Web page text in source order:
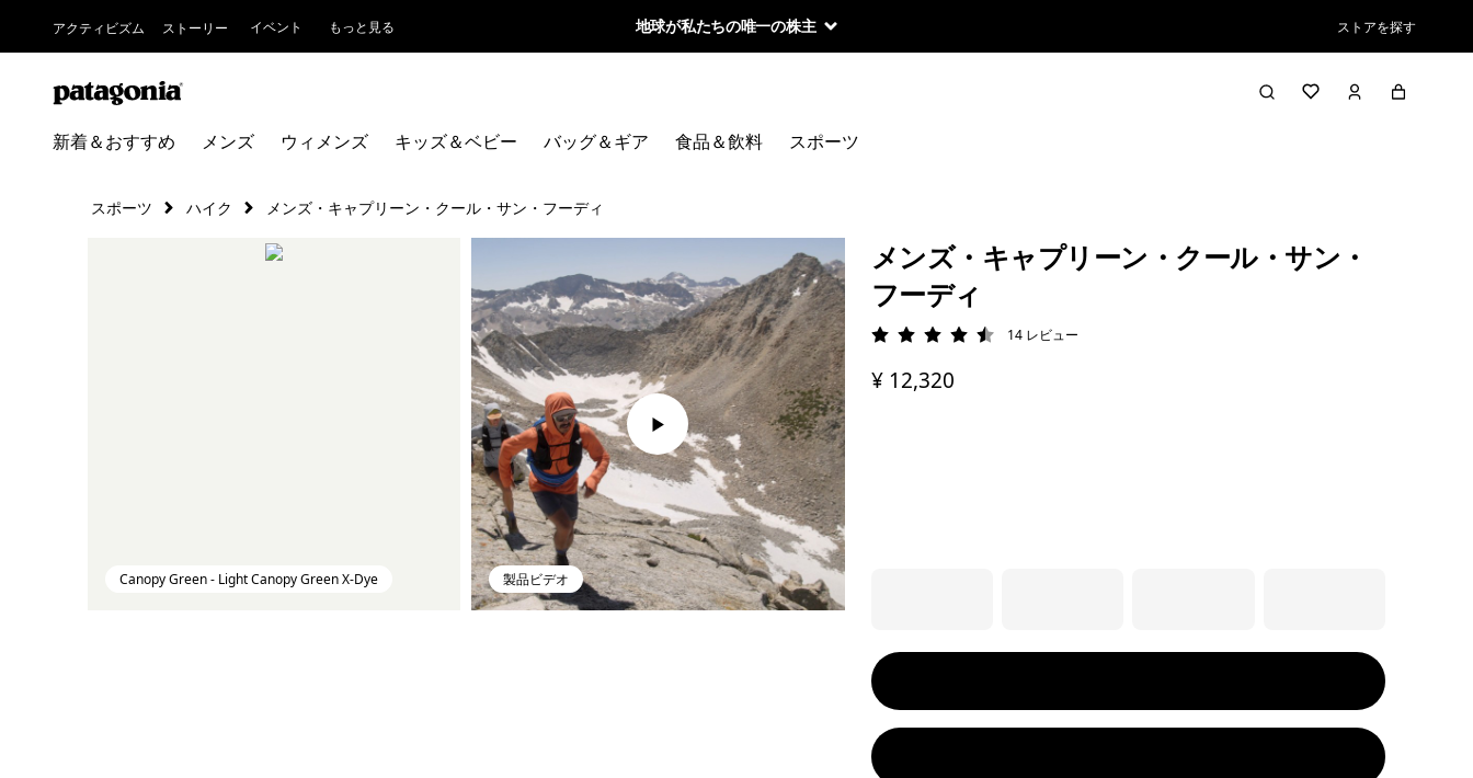
アクティビズム ストーリー イベント もっと見る 地球が私たちの唯一の株主 ストアを探す
新着＆おすすめ メンズ ウィメンズ キッズ＆ベビー バッグ＆ギア 食品＆飲料 スポーツ
スポーツ ハイク メンズ・キャプリーン・クール・サン・フーディ
Canopy Green - Light Canopy Green X-Dye 製品ビデオ
メンズ・キャプリーン・クール・サン・
フーディ
評価: 4.5 / 5
14 レビュー
¥ 12,320